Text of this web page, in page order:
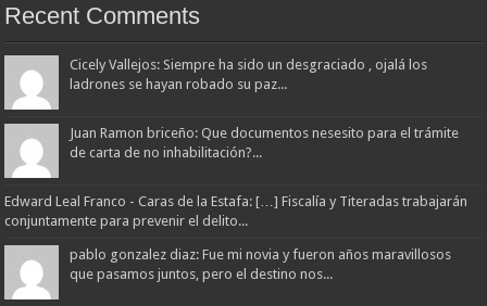
Recent Comments
Cicely Vallejos: Siempre ha sido un desgraciado , ojalá los
ladrones se hayan robado su paz...
Juan Ramon briceño: Que documentos nesesito para el trámite
de carta de no inhabilitación?...
Edward Leal Franco - Caras de la Estafa: […] Fiscalía y Titeradas trabajarán
conjuntamente para prevenir el delito...
pablo gonzalez diaz: Fue mi novia y fueron años maravillosos
que pasamos juntos, pero el destino nos...